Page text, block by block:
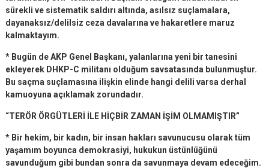
sürekli ve sistematik saldırı altında, asılsız suçlamalara,
dayanaksız/delilsiz ceza davalarına ve hakaretlere maruz
kalmaktayım.
* Bugün de AKP Genel Başkanı, yalanlarına yeni bir tanesini
ekleyerek DHKP-C militanı olduğum savsatasında bulunmuştur.
Bu saçma suçlamasına ilişkin elinde hangi delili varsa derhal
kamuoyuna açıklamak zorundadır.
“TERÖR ÖRGÜTLERİ İLE HİÇBİR ZAMAN İŞİM OLMAMIŞTIR”
* Bir hekim, bir kadın, bir insan hakları savunucusu olarak tüm
yaşamım boyunca demokrasiyi, hukukun üstünlüğünü
savunduğum gibi bundan sonra da savunmaya devam edeceğim.